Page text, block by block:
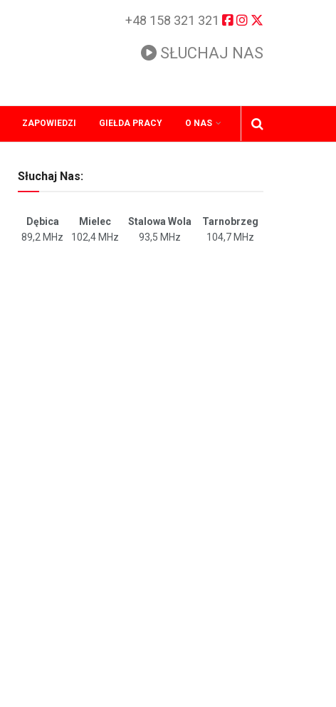
+48 158 321 321
SŁUCHAJ NAS
ZAPOWIEDZI GIEŁDA PRACY O NAS
Słuchaj Nas:
Dębica Mielec Stalowa Wola
Tarnobrzeg
89,2 MHz
102,4 MHz 93,5 MHz 104,7 MHz